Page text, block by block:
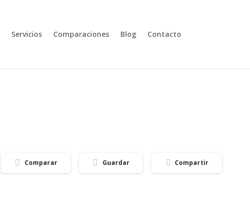
Servicios Comparaciones Blog Contacto
Comparar Guardar Compartir